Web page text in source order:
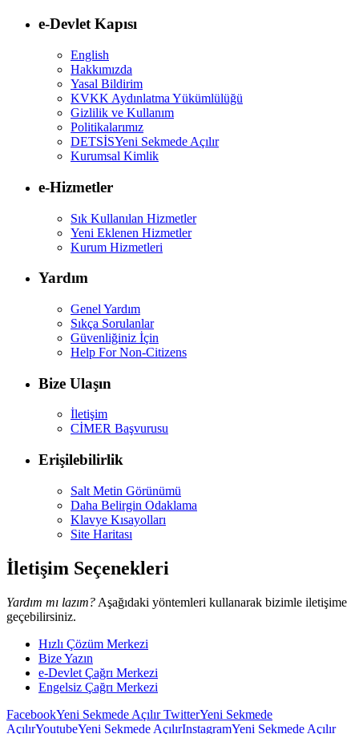
e-Devlet Kapısı
English
Hakkımızda
Yasal Bildirim
KVKK Aydınlatma Yükümlülüğü
Gizlilik ve Kullanım
Politikalarımız
DETSİSYeni Sekmede Açılır
Kurumsal Kimlik
e-Hizmetler
Sık Kullanılan Hizmetler
Yeni Eklenen Hizmetler
Kurum Hizmetleri
Yardım
Genel Yardım
Sıkça Sorulanlar
Güvenliğiniz İçin
Help For Non-Citizens
Bize Ulaşın
İletişim
CİMER Başvurusu
Erişilebilirlik
Salt Metin Görünümü
Daha Belirgin Odaklama
Klavye Kısayolları
Site Haritası
İletişim Seçenekleri
Yardım mı lazım? Aşağıdaki yöntemleri kullanarak bizimle iletişime
geçebilirsiniz.
Hızlı Çözüm Merkezi
Bize Yazın
e-Devlet Çağrı Merkezi
Engelsiz Çağrı Merkezi
FacebookYeni Sekmede AçılırTwitterYeni Sekmede
AçılırYoutubeYeni Sekmede AçılırInstagramYeni Sekmede Açılır